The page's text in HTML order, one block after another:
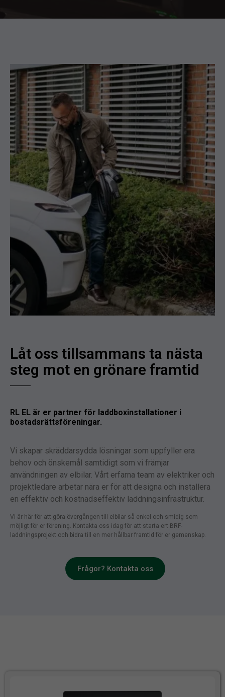
Låt oss tillsammans ta nästa
steg mot en grönare framtid​
RL EL är er partner för laddboxinstallationer i
bostadsrättsföreningar.
Vi skapar skräddarsydda lösningar som uppfyller era
behov och önskemål samtidigt som vi främjar
användningen av elbilar. Vårt erfarna team av elektriker och
projektledare arbetar nära er för att designa och installera
en effektiv och kostnadseffektiv laddningsinfrastruktur.
Vi är här för att göra övergången till elbilar så enkel och smidig som
möjligt för er förening. Kontakta oss idag för att starta ert BRF-
laddningsprojekt och bidra till en mer hållbar framtid för er gemenskap.
Frågor? Kontakta oss